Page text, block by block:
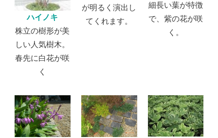
ハイノキ
株立の樹形が美
しい人気樹木。
春先に白花が咲
く
が明るく演出し
てくれます。
細長い葉が特徴
で、紫の花が咲
く。